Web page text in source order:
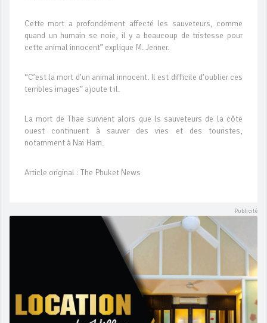
Cette mort a profondément affecté les sauveteurs, comme
quand un humain se noie, il y a beaucoup de tristesse pour
cette animal innocent” explique M. Jenner.
“C’est la mort d’un animal innocent. Il est difficile d’oublier ces
terribles images” ajoute t il.
La mort de Thae survient alors que ls sauveteurs de la côte
ouest continuent à sauver des vies et des touristes,
notamment à Nai Harn.
Article original : The Phuket News